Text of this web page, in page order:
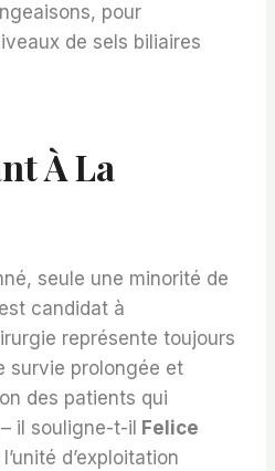
pour
de sels biliaires
À La
seule une minorité de
candidat à
représente toujours
survie prolongée et
des patients qui
il souligne-t-il Felice
d’exploitation